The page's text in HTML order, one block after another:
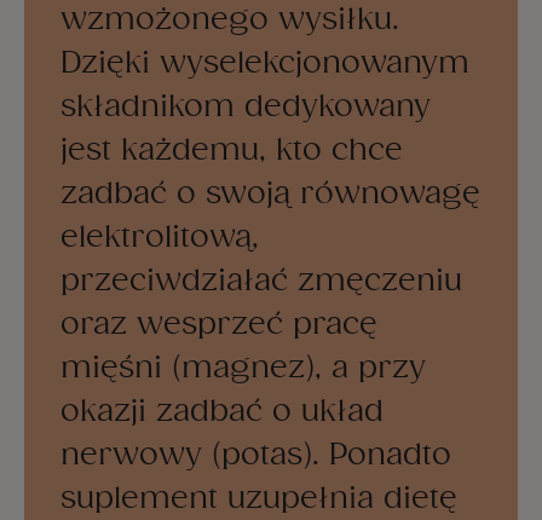
wzmożonego wysiłku.
Dzięki wyselekcjonowanym
składnikom dedykowany
jest każdemu, kto chce
zadbać o swoją równowagę
elektrolitową,
przeciwdziałać zmęczeniu
oraz wesprzeć pracę
mięśni (magnez), a przy
okazji zadbać o układ
nerwowy (potas). Ponadto
suplement uzupełnia dietę